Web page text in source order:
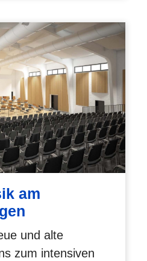
am
und alte
zum intensiven